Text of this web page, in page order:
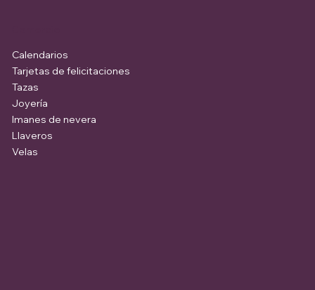
Calendarios
Tarjetas de felicitaciones
Tazas
Joyería
Imanes de nevera
Llaveros
Velas